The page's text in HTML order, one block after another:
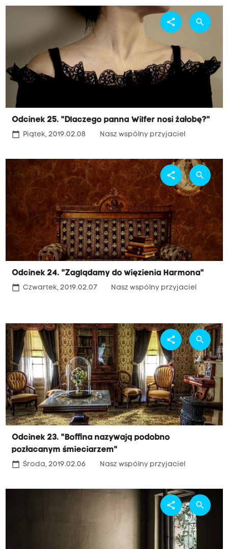
Odcinek 25. "Dlaczego panna Wilfer nosi żałobę?"
calendar_today Piątek, 2019.02.08 Nasz wspólny przyjaciel
share search
Odcinek 24. "Zaglądamy do więzienia Harmona"
calendar_today Czwartek, 2019.02.07 Nasz wspólny przyjaciel
share search
Odcinek 23. "Boffina nazywają podobno
pozłacanym śmieciarzem"
calendar_today Środa, 2019.02.06 Nasz wspólny przyjaciel
share search
share search